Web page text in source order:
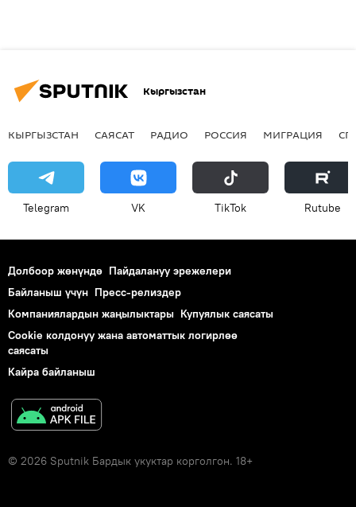
Кыргызстан
КЫРГЫЗСТАН САЯСАТ РАДИО РОССИЯ МИГРАЦИЯ
Telegram VK ТikТоk Rutube
Долбоор жөнүндө Пайдалануу эрежелери
Байланыш үчүн Пресс-релиздер
Компаниялардын жаңылыктары Купуялык саясаты
Cookie колдонуу жана автоматтык логирлөө
саясаты
Кайра байланыш
© 2026 Sputnik Бардык укуктар корголгон. 18+